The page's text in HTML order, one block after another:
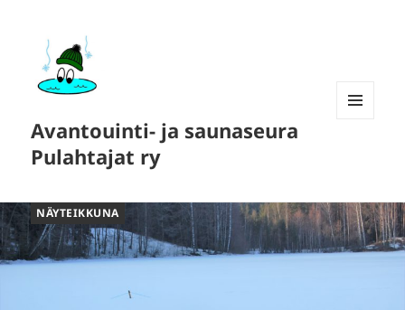
Avantouinti- ja saunaseura
Pulahtajat ry
NÄYTEIKKUNA